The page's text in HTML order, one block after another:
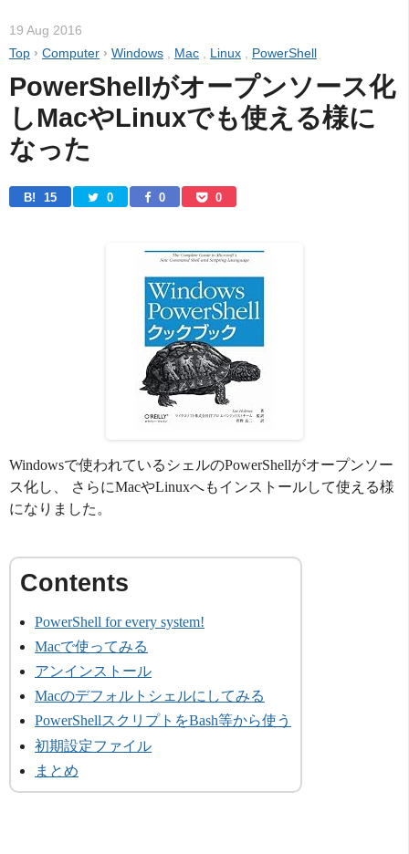
19 Aug 2016
Top › Computer › Windows Mac Linux PowerShell
PowerShellがオープンソース化
しMacやLinuxでも使える様に
なった
B! 15 0 0 0
Windowsで使われているシェルのPowerShellがオープンソー
ス化し、 さらにMacやLinuxへもインストールして使える様
になりました。
PowerShell for every system!
Macで使ってみる
アンインストール
Macのデフォルトシェルにしてみる
PowerShellスクリプトをBash等から使う
初期設定ファイル
まとめ